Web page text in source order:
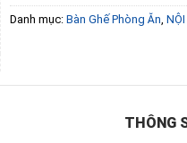
Danh mục: Bàn Ghế Phòng Ăn,
THÔNG